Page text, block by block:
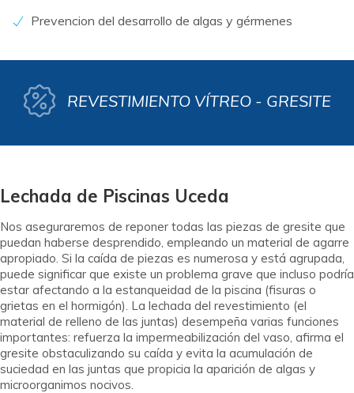
Prevencion del desarrollo de algas y gérmenes
REVESTIMIENTO VÍTREO - GRESITE
Lechada de Piscinas Uceda
Nos aseguraremos de reponer todas las piezas de gresite que
puedan haberse desprendido, empleando un material de agarre
apropiado. Si la caída de piezas es numerosa y está agrupada,
puede significar que existe un problema grave que incluso podría
estar afectando a la estanqueidad de la piscina (fisuras o
grietas en el hormigón). La lechada del revestimiento (el
material de relleno de las juntas) desempeña varias funciones
importantes: refuerza la impermeabilización del vaso, afirma el
gresite obstaculizando su caída y evita la acumulación de
suciedad en las juntas que propicia la aparición de algas y
microorganimos nocivos.